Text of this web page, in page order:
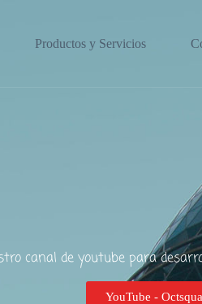
Productos y Servicios
canal de youtube para
YouTube -